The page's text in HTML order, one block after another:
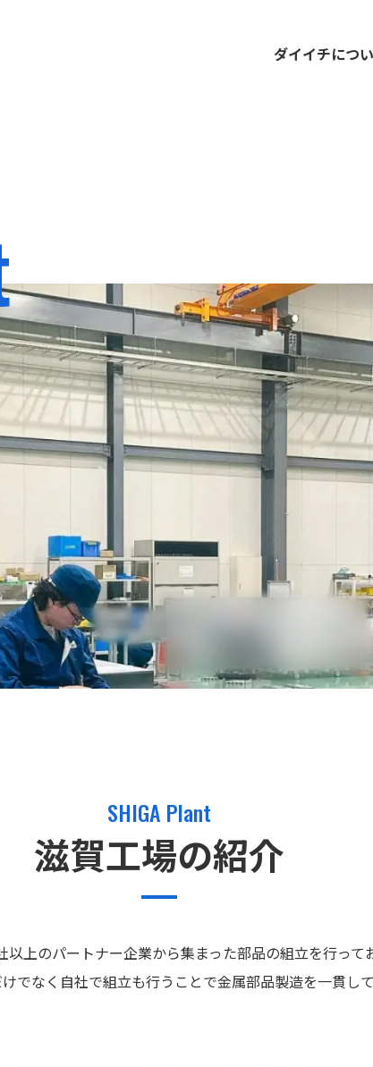
ダイイチにつ
SHIGA Plant
滋賀工場の紹介
上のパートナー企業から集まった部品の組立を行って
でなく自社で組立も行うことで金属部品製造を一貫し